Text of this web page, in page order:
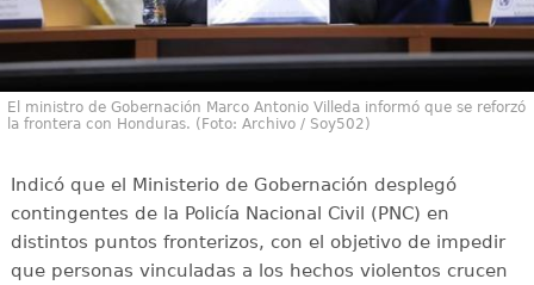
El ministro de Gobernación Marco Antonio Villeda informó que se reforzó
la frontera con Honduras. (Foto: Archivo / Soy502)
Indicó que el Ministerio de Gobernación desplegó
contingentes de la Policía Nacional Civil (PNC) en
distintos puntos fronterizos, con el objetivo de impedir
que personas vinculadas a los hechos violentos crucen